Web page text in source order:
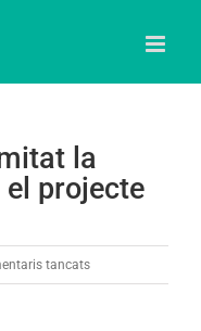
la
projecte
tancatsa